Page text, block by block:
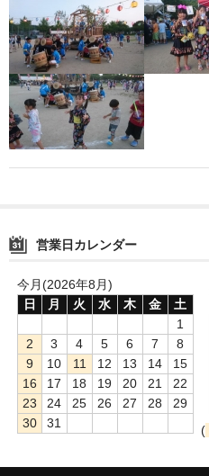
身欠き
その他ふぐセット
特定商取引法に基づく表示
営業日カレンダー
今月(2026年8月)
日
月 火 水 木 金
土
1
2
3 4 5 6 7
8
9
10 11 12 13 14
15
16
17 18 19 20 21
22
23
24 25 26 27 28
29
30
31
(